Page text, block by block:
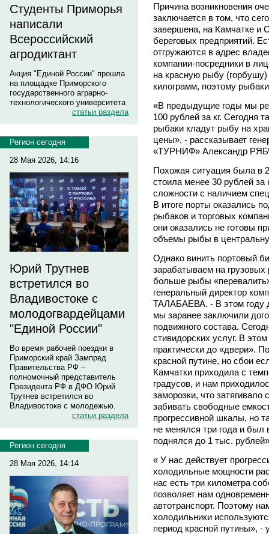
Студенты Приморья
написали
Всероссийский
агродиктант
Акция "Единой России" прошла
на площадке Приморского
государственного аграрно-
технологического университета
статьи раздела
Регион сегодня
28 Мая 2026, 14:16
Юрий Трутнев
встретился во
Владивостоке с
молодогвардейцами
"Единой России"
Во время рабочей поездки в
Приморский край Зампред
Правительства РФ –
полномочный представитель
Президента РФ в ДФО Юрий
Трутнев встретился во
Владивостоке с молодежью.
статьи раздела
Регион сегодня
28 Мая 2026, 14:14
Причина возникновения
заключается в том, что
завершена, на Камчатке и
береговых предприятий.
отгружаются в адрес
компании-посредники в
на красную рыбу
килограмм, поэтому
«В предыдущие годы мы
100 рублей за кг. Сегодня
рыбаки кладут рыбу на
цены», - рассказывает
«ТУРНИФ» Александр
Похожая ситуация была в
стоила менее 30 рублей
сложности с наличием
В итоге порты оказались
рыбаков и торговых
они оказались не готовы
объемы рыбы в
Однако винить портовый
зарабатываем на
больше рыбы
генеральный директор
ТАЛАБАЕВА. - В этом году
мы заранее заключили
подвижного состава.
стивидорских услуг. В
практически до «двери».
красной путине, но сбои
Камчатки приходила с
градусов, и нам
заморозки, что
забивать свободные
прогрессивной шкалы, но
не менялся три года и был
поднялся до 1 тыс.
« У нас действует
холодильные мощности
нас есть три километра
позволяет нам
автотранспорт. Поэтому
холодильники
период красной путины»,